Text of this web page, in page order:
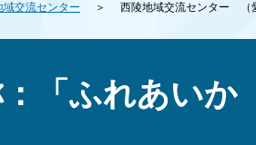
域交流センター 西陵地域交流センター （
「ふれあいか